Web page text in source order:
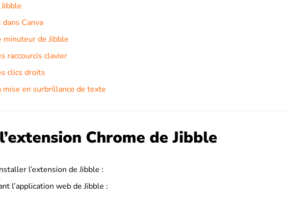
Canva
de Jibble
raccourcis clavier
clics droits
en surbrillance de texte
Chrome de Jibble
l’extension de Jibble :
l’application web de Jibble :